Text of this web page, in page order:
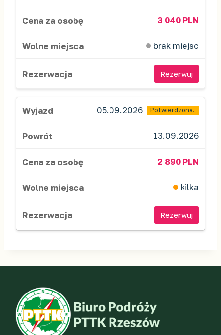
3 040 PLN
brak miejsc
Rezerwuj
05.09.2026 Potwierdzona.
13.09.2026
2 890 PLN
kilka
Rezerwuj